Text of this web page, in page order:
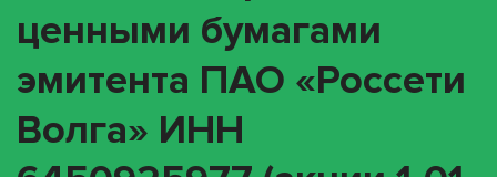
ценными бумагами
эмитента ПАО «Россети
Волга» ИНН